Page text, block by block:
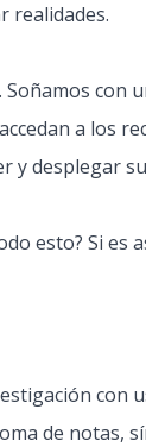
realidades.
con
a los
y desplegar
esto? Si es
con
de notas,